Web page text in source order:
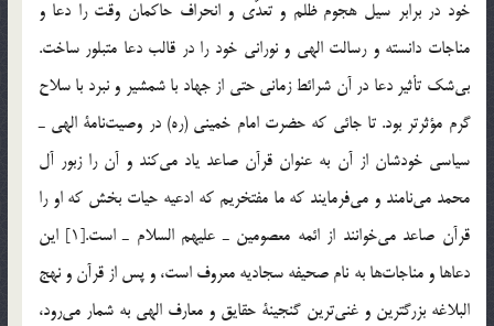
خود در برابر سيل هجوم ظلم و تعدّي و انحراف حاكمان وقت را دعا و
مناجات دانسته و رسالت الهي و نوراني خود را در قالب دعا متبلور ساخت.
بي‌شك تأثير دعا در آن شرائط زماني حتي از جهاد با شمشير و نبرد با سلاح
گرم مؤثرتر بود. تا جائي كه حضرت امام خميني (ره) در وصيت‌نامة الهي ـ
سياسي خودشان از آن به عنوان قرآن صاعد ياد مي‌كند و آن را زبور آل
محمد مي‌نامند و مي‌فرمايند كه ما مفتخريم كه ادعيه حيات بخش كه او را
قرآن صاعد مي‌خوانند از ائمه معصومين ـ عليهم السلام ـ است.[1] اين
دعاها و مناجات‌ها به نام صحيفه سجاديه معروف است، و پس از قرآن و نهج
البلاغه بزرگترين و غني‌ترين گنجينة حقايق و معارف الهي به شمار مي‌رود،